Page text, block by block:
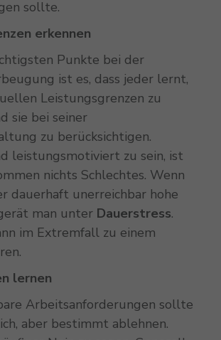
sollte.
erkennen
Punkte bei der
ist es, dass jeder lernt,
Leistungsgrenzen zu
sie bei seiner
zu berücksichtigen.
leistungsmotiviert zu sein, ist
nichts Schlechtes. Wenn
dauerhaft unerreichbar hohe
man unter Dauerstress.
im Extremfall zu einem
lernen
Arbeitsanforderungen sollte
aber bestimmt ablehnen.